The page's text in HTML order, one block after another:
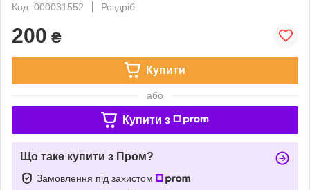
Код: 000031552
Роздріб
200 ₴
Купити
або
Купити з
Що таке купити з Пром?
Замовлення під захистом